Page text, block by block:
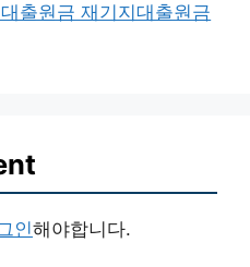
출원금 재기지대출원금
인해야합니다.